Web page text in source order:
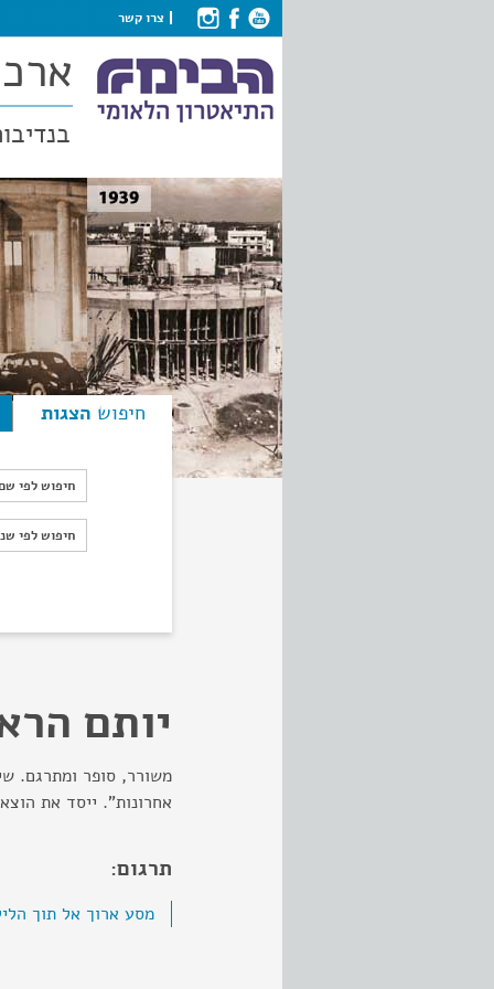
צרו קשר
חיפוש הצגות
חיפוש לפי
חיפוש לפי
חיפוש לפי
יותם
משורר, סופר ומתרגם.
אחרונות". ייסד את
תרגום:
מסע ארוך אל תוך